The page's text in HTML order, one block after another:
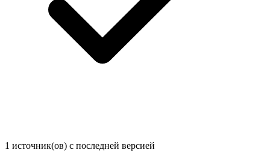
1 источник(ов) с последней версией